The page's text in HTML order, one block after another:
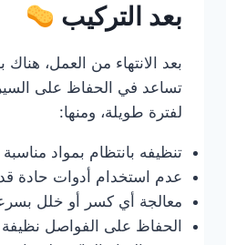
بعد التركيب
بعد الانتهاء من العمل،
تساعد في الحفاظ على
لفترة طويلة، ومنها:
تنظيفه بانتظام بمواد مناسبة
عدم استخدام أدوات حادة
معالجة أي كسر أو خلل
الحفاظ على الفواصل نظيفة